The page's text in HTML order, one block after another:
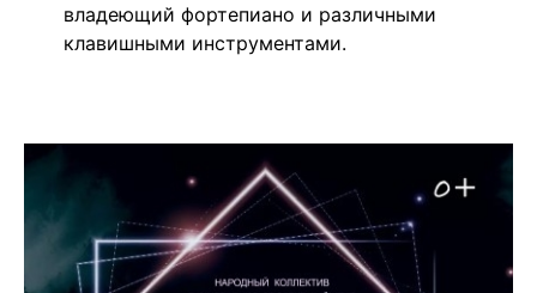
владеющий фортепиано и различными
клавишными инструментами.